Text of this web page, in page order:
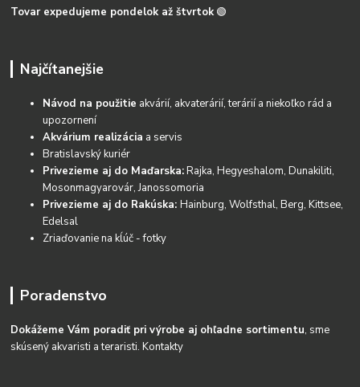
Tovar expedujeme pondelok až štvrtok 🟢
Najčítanejšie
Návod na použitie akvárií, akvaterárií, terárií a niekoľko rád a
upozornení
Akvárium realizácia a servis
Bratislavský kuriér
Privezieme aj do Maďarska:Rajka, Hegyeshalom, Dunakiliti,
Mosonmagyarovár, Janossomoria
Privezieme aj do Rakúska:Hainburg, Wolfsthal, Berg, Kittsee,
Edelsal
Zriaďovanie na kĺúč - fotky
Poradenstvo
Dokážeme Vám poradiť pri výrobe aj ohľadne sortimentu, sme
skúsený akvaristi a teraristi.Kontakty